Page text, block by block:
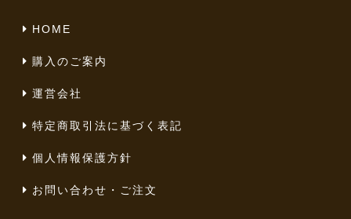
HOME
購入のご案内
運営会社
特定商取引法に基づく表記
個人情報保護方針
お問い合わせ・ご注文